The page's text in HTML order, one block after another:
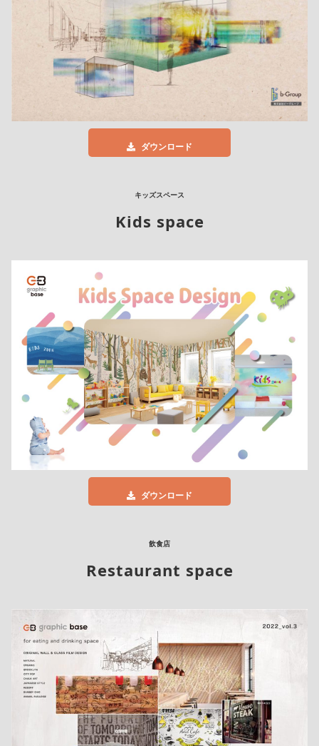
ダウンロード
キッズスペース
Kids space
ダウンロード
飲食店
Restaurant space